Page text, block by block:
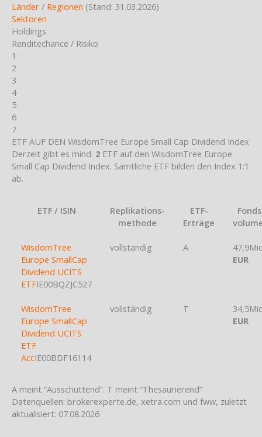
Länder / Regionen (Stand: 31.03.2026)
Sektoren
Holdings
Renditechance / Risiko
1
2
3
4
5
6
7
ETF AUF DEN WisdomTree Europe Small Cap Dividend Index
Derzeit gibt es mind. 2 ETF auf den WisdomTree Europe
Small Cap Dividend Index. Sämtliche ETF bilden den Index 1:1
ab.
ETF / ISIN
Replikations-
methode
ETF-
Erträge
WisdomTree
Europe SmallCap
Dividend UCITS
ETFIE00BQZJC527
vollständig A
EUR
WisdomTree
Europe SmallCap
Dividend UCITS
ETF
AccIE00BDF16114
vollständig T
EUR
A meint “Ausschüttend”. T meint “Thesaurierend”
Datenquellen: brokerexperte.de, xetra.com und fww, zuletzt
aktualisiert: 07.08.2026